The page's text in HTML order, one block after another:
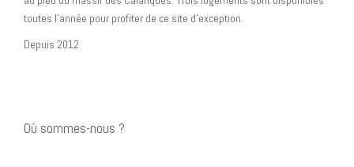
toutes l’année pour profiter de ce site d’exception.
Depuis 2012
Où sommes-nous ?